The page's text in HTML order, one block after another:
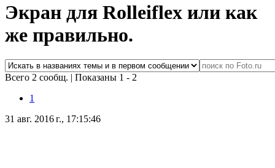
Экран для Rolleiflex или как
же правильно.
Всего 2 сообщ. | Показаны 1 - 2
1
31 авг. 2016 г., 17:15:46